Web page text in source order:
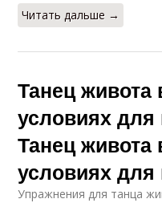
Читать дальше →
Танец
условиях
Танец
условиях для
Упражнения для танца